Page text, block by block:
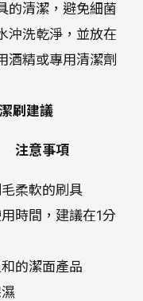
的清潔，避免細菌
沖洗乾淨，並放在
酒精或專用清潔劑
刷建議
注意事項
柔軟的刷具
時間，建議在1分
的潔面產品